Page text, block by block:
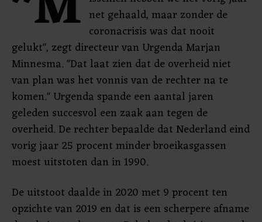
net gehaald, maar zonder de
coronacrisis was dat nooit
gelukt", zegt directeur van Urgenda Marjan
Minnesma. "Dat laat zien dat de overheid niet
van plan was het vonnis van de rechter na te
komen." Urgenda spande een aantal jaren
geleden succesvol een zaak aan tegen de
overheid. De rechter bepaalde dat Nederland eind
vorig jaar 25 procent minder broeikasgassen
moest uitstoten dan in 1990.
De uitstoot daalde in 2020 met 9 procent ten
opzichte van 2019 en dat is een scherpere afname